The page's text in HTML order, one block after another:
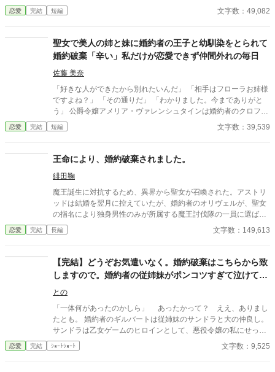
付き合うことはなく寂しい思いで日々を過ごす。 そんな時、王太
子ガブリエル・アレクフィナール・ワークス殿下と運命的な出会
して後ろめたさを感じているアイラ令嬢は告白できずにいた。 出
会ってから数ヶ月後、二人は付き合うことになったが、信頼して
いたガブリエル殿下と親友の裏切りを知って絶望する―― その後
アイラ令嬢は命の炎が燃え尽きる。
恋愛 完結 短編 文字数：49,082
聖女で美人の姉と妹に婚約者の王子と幼馴染をとられて
婚約破棄「辛い」私だけが恋愛できず仲間外れの毎日
佐藤 美奈
「好きな人ができたから別れたいんだ」 「相手はフローラお姉様
ですよね？」 「その通りだ」 「わかりました。今までありがと
う」 公爵令嬢アメリア・ヴァレンシュタインは婚約者のクロフォ
ード・シュヴァインシュタイガー王子に呼び出されて婚約破棄を
言い渡された。アメリアは全く感情が乱されることなく婚約破棄
なので動揺することはなかったが心に悔しさだけが残る。 三姉妹
の次女として生まれ内気でおとなしい性格のアメリアは、気が強
く図々しい性格の聖女である姉のフローラと妹のエリザベスに婚
約者と幼馴染をとられてしまう。 信頼していた婚約者と幼馴染は
性格に問題のある姉と妹と肉体関係を持って、アメリアに冷たい
態度をとるようになる。アメリアだけが恋愛できず仲間外れにさ
恋愛 完結 短編 文字数：39,539
王命により、婚約破棄されました。
緋田鞠
魔王誕生に対抗するため、異界から聖女が召喚された。アストリ
ッドは結婚を翌月に控えていたが、婚約者のオリヴェルが、聖女
の指名により独身男性のみが所属する魔王討伐隊の一員に選ばれ
てしまった。その結果、王命によって二人の婚約が破棄される。
運命として受け入れ、世界の安寧を祈るため、修道院に身を寄せ
ストリッドに微笑みかけた。「私は、長年の約束を違えるつもり
はないよ」。
恋愛 完結 長編 文字数：149,613
【完結】どうぞお気遣いなく。婚約破棄はこちらから致
しますので。婚約者の従姉妹がポンコツすぎて泣けてき
ます
との
「一体何があったのかしら」 あったかって？ ええ、ありまし
たとも。 婚約者のギルバートは従姉妹のサンドラと大の仲良し。
サンドラは乙女ゲームのヒロインとして、悪役令嬢の私にせっせ
と罪を着せようと日夜努力を重ねてる。 （えーっ、あれが噂の階
段落ち？） （マジか・・超期待してたのに） 想像以上のポンコツ
恋愛 完結 ｼｮｰﾄｼｮｰﾄ 文字数：9,525